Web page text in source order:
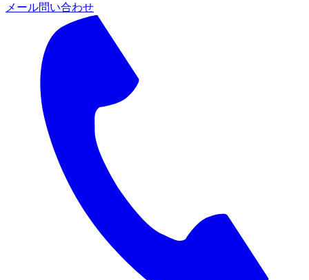
メール問い合わせ